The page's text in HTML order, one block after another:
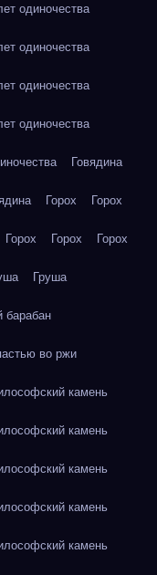
одиночества
одиночества
одиночества
одиночества
Говядина
Горох Горох
Горох Горох Горох
Груша
барабан
во ржи
камень
камень
камень
камень
камень